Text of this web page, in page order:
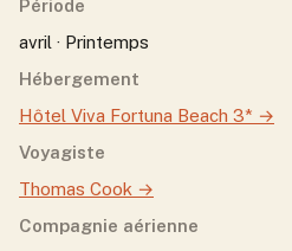
Période
avril · Printemps
Hébergement
Hôtel Viva Fortuna Beach 3* →
Voyagiste
Thomas Cook →
Compagnie aérienne